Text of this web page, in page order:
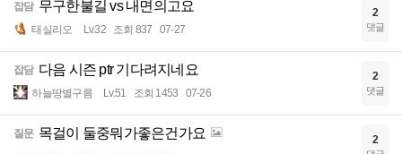
잡담 무구한불길 vs 내면의고요
태실리오 Lv.32 조회 837 07-27
2
댓글
잡담 다음 시즌 ptr 기다려지네요
하늘땅별구름 Lv.51 조회 1453 07-26
2
댓글
질문 목걸이 둘중뭐가좋은건가요 2